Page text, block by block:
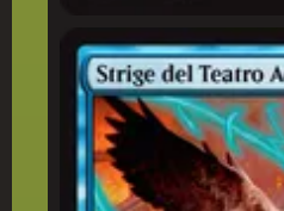
Strige del Teatro Aereo